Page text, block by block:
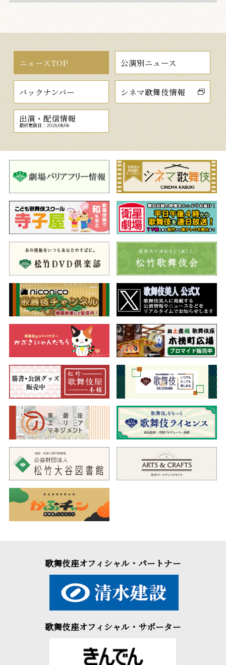
ニュースTOP 公演別ニュース
バックナンバー シネマ歌舞伎情報
出演・配信情報
最終更新日：2026/08/06
歌舞伎座オフィシャル・パートナー
歌舞伎座オフィシャル・サポーター